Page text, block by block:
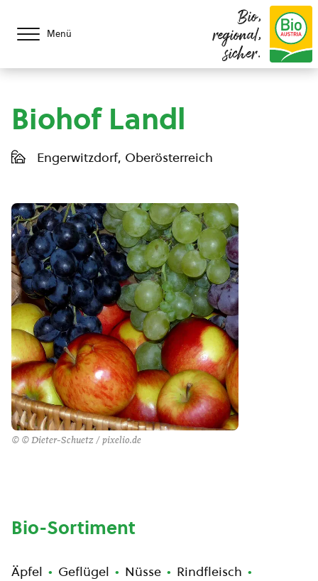
Menü
Bio,
regional,
sicher.
Biohof Landl
Engerwitzdorf, Oberösterreich
© © Dieter-Schuetz / pixelio.de
Bio-Sortiment
Äpfel Geflügel Nüsse
Rindfleisch